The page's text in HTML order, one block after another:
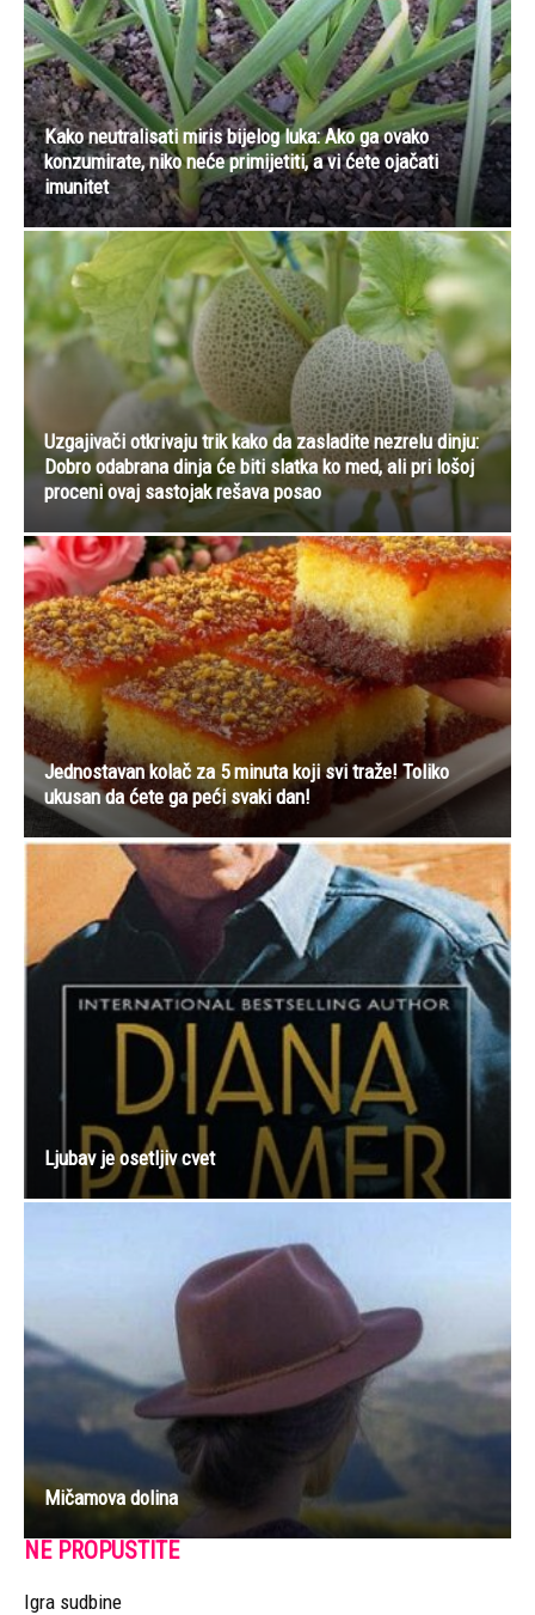
Kako neutralisati miris bijelog luka: Ako ga ovako
konzumirate, niko neće primijetiti, a vi ćete ojačati
imunitet
Uzgajivači otkrivaju trik kako da zasladite nezrelu dinju:
Dobro odabrana dinja će biti slatka ko med, ali pri lošoj
proceni ovaj sastojak rešava posao
Jednostavan kolač za 5 minuta koji svi traže! Toliko
ukusan da ćete ga peći svaki dan!
Ljubav je osetljiv cvet
Mičamova dolina
NE PROPUSTITE
Igra sudbine